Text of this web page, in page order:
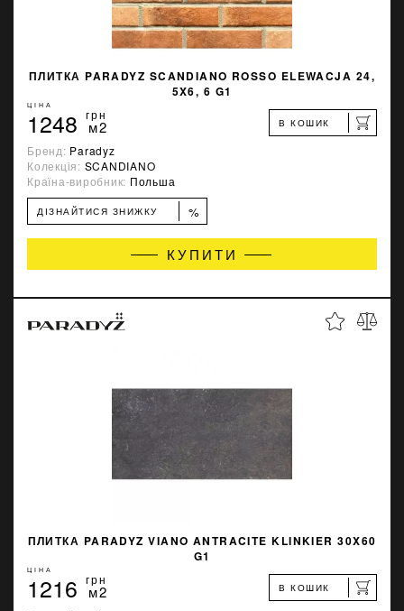
ПЛИТКА PARADYZ SCANDIANO ROSSO ELEWACJA 24,
5X6, 6 G1
ЦІНА
1248 грн
м2 В КОШИК
Бренд: Paradyz
Колекція: SCANDIANO
Країна-виробник: Польша
ДІЗНАЙТИСЯ ЗНИЖКУ %
КУПИТИ
ПЛИТКА PARADYZ VIANO ANTRACITE KLINKIER 30X60
G1
ЦІНА
1216 грн
м2 В КОШИК